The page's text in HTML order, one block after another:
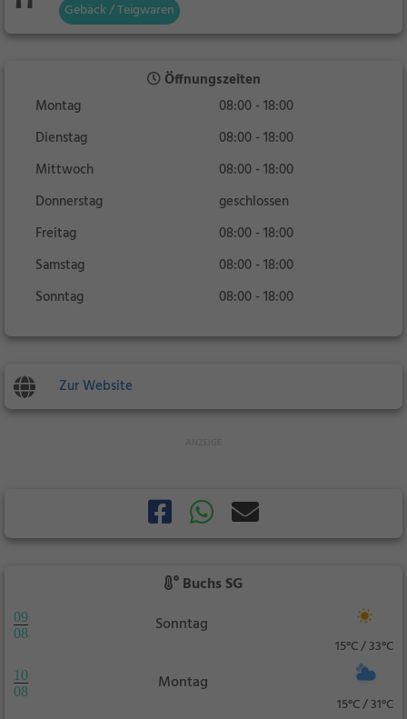
Gebäck / Teigwaren
Öffnungszeiten
Montag
08:00 - 18:00
Dienstag
08:00 - 18:00
Mittwoch
08:00 - 18:00
Donnerstag
geschlossen
Freitag
08:00 - 18:00
Samstag
08:00 - 18:00
Sonntag
08:00 - 18:00
Zur Website
Buchs SG
09
08
Sonntag
15°C / 33°C
10
08
Montag
15°C / 31°C